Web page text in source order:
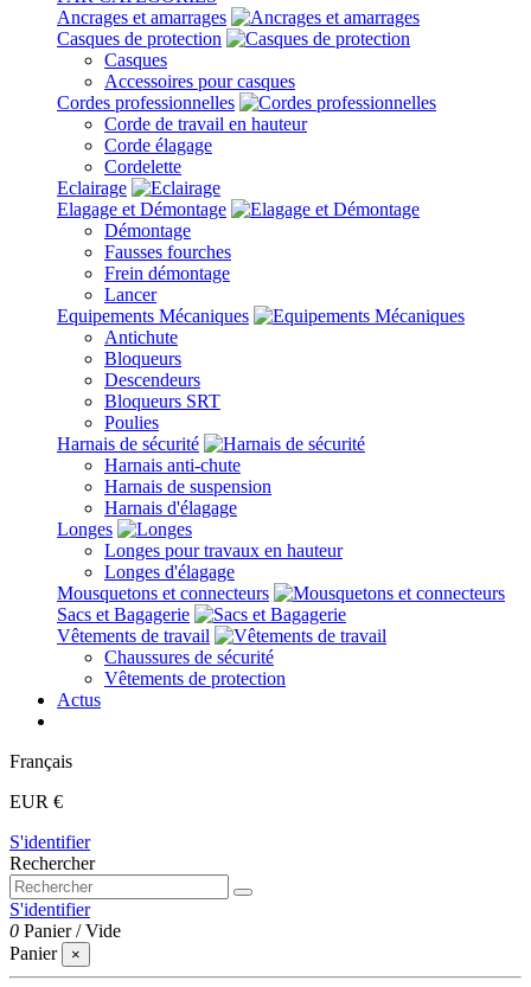
Ancrages et amarrages
Casques de protection
Casques
Accessoires pour casques
Cordes professionnelles
Corde de travail en hauteur
Corde élagage
Cordelette
Eclairage
Elagage et Démontage
Démontage
Fausses fourches
Frein démontage
Lancer
Equipements Mécaniques
Antichute
Bloqueurs
Descendeurs
Bloqueurs SRT
Poulies
Harnais de sécurité
Harnais anti-chute
Harnais de suspension
Harnais d'élagage
Longes
Longes pour travaux en hauteur
Longes d'élagage
Mousquetons et connecteurs
Sacs et Bagagerie
Vêtements de travail
Chaussures de sécurité
Vêtements de protection
Actus
Français
EUR €
S'identifier
Rechercher
S'identifier
0 Panier /Vide
Panier
×